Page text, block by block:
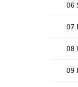
06
07
08
09